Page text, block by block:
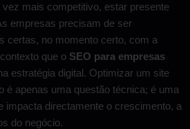
mais competitivo, estar presente
empresas precisam de ser
certas, no momento certo, com a
que o SEO para empresas
estratégia digital. Optimizar um site
é apenas uma questão técnica; é uma
impacta directamente o crescimento, a
do negócio.